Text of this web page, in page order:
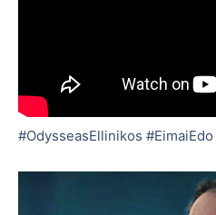
#OdysseasEllinikos #EimaiEdo